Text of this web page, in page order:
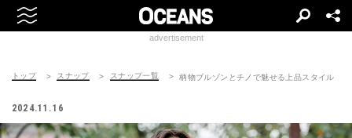
advertisement
トップ スナップ スナップ一覧 柄物ブルゾンとチノで魅せる上品スタイル
2024.11.16